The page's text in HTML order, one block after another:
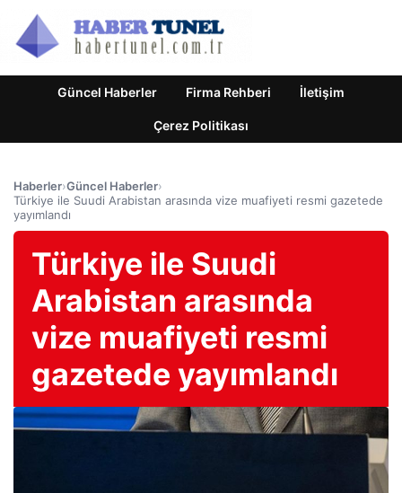
Güncel Haberler Firma Rehberi İletişim
Çerez Politikası
Haberler›Güncel Haberler›
Türkiye ile Suudi Arabistan arasında vize muafiyeti resmi gazetede
yayımlandı
Türkiye ile Suudi
Arabistan arasında
vize muafiyeti resmi
gazetede yayımlandı